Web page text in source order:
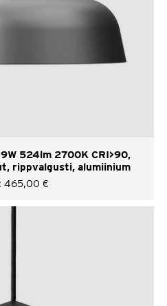
524lm 2700K CRI>90,
rippvalgusti, alumiinium
465,00 €